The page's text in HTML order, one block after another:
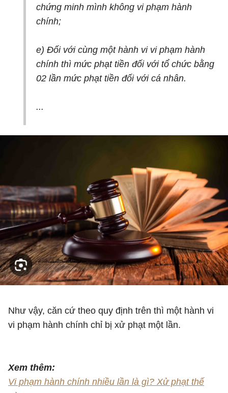
chứng minh mình không vi phạm hành
chính;
e) Đối với cùng một hành vi vi phạm hành
chính thì mức phạt tiền đối với tổ chức bằng
02 lần mức phạt tiền đối với cá nhân.
...
Như vậy, căn cứ theo quy định trên thì một hành vi
vi phạm hành chính chỉ bị xử phạt một lần.
Xem thêm:
Vi phạm hành chính nhiều lần là gì? Xử phạt thế